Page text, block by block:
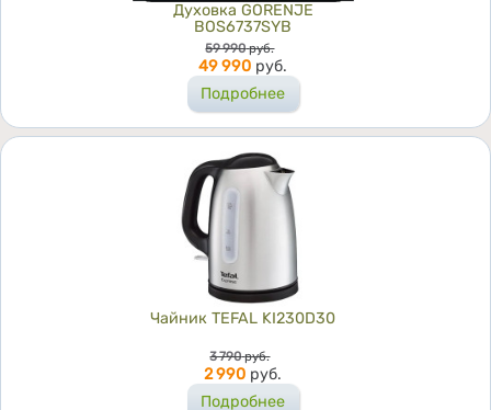
Духовка GORENJE
BOS6737SYB
Цена
59 990 руб.
49 990 руб.
Подробнее
Чайник TEFAL KI230D30
Цена
3 790 руб.
2 990 руб.
Подробнее